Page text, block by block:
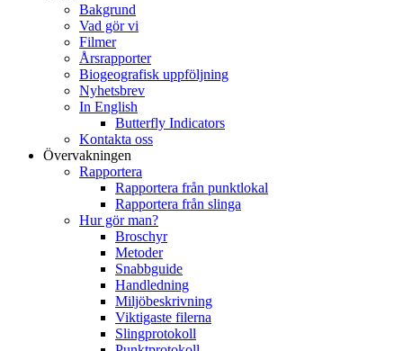
Bakgrund
Vad gör vi
Filmer
Årsrapporter
Biogeografisk uppföljning
Nyhetsbrev
In English
Butterfly Indicators
Kontakta oss
Övervakningen
Rapportera
Rapportera från punktlokal
Rapportera från slinga
Hur gör man?
Broschyr
Metoder
Snabbguide
Handledning
Miljöbeskrivning
Viktigaste filerna
Slingprotokoll